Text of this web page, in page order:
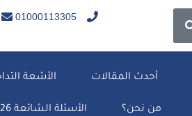
01000113305
أحدث المقالات الأشعة
من نحن؟ الأسئلة الشائعة 2026